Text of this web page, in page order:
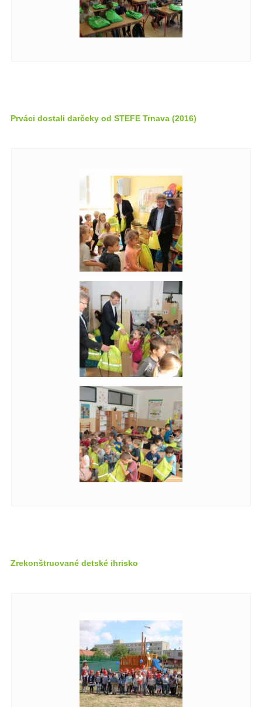
Prváci dostali darčeky od STEFE Trnava (2016)
Zrekonštruované detské ihrisko